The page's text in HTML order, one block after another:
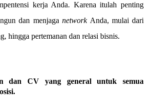
kerja Anda. Karena itulah penting
dan menjaga networkAnda, mulai dari
hingga pertemanan dan relasi bisnis.
dan CV yang general untuk semua